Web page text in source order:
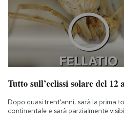
Tutto sull’eclissi solare del 12
Dopo quasi trent'anni, sarà la prima
continentale e sarà parzialmente